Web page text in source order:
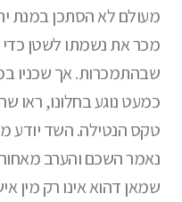
מעולם לא הסתכן במנת
מכר את נשמתו לשטן
שבהתמכרות. אך שכניו
כמעט נוגע בחלונו, ראו
טקס הנטילה. השד יודע
נאמר השכם והערב
שמאן דהוא אינו רק מין